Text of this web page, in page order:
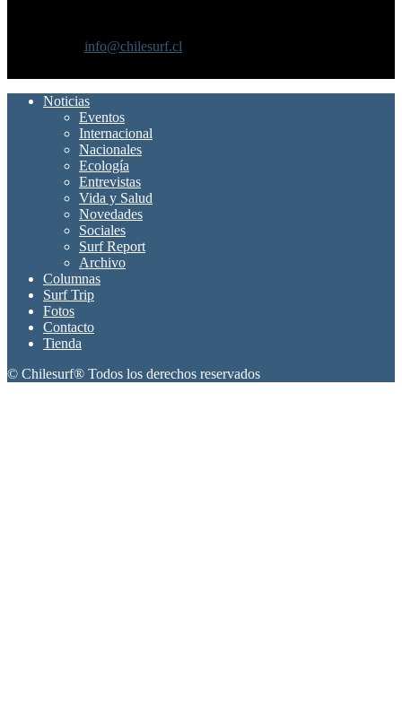
info@chilesurf.cl
Noticias
Eventos
Internacional
Nacionales
Ecología
Entrevistas
Vida y Salud
Novedades
Sociales
Surf Report
Archivo
Columnas
Surf Trip
Fotos
Contacto
Tienda
© Chilesurf® Todos los derechos reservados